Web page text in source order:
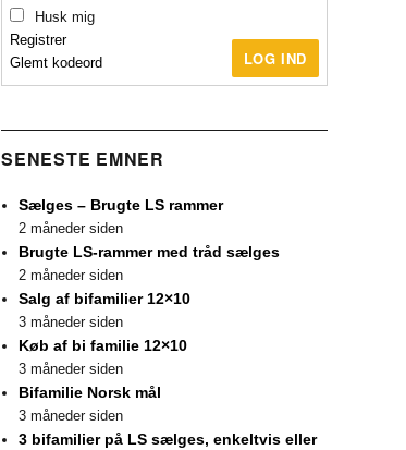
Husk mig
LOG IND
Registrer
Glemt kodeord
SENESTE EMNER
Sælges – Brugte LS rammer
2 måneder siden
Brugte LS-rammer med tråd sælges
2 måneder siden
Salg af bifamilier 12×10
3 måneder siden
Køb af bi familie 12×10
3 måneder siden
Bifamilie Norsk mål
3 måneder siden
3 bifamilier på LS sælges, enkeltvis eller